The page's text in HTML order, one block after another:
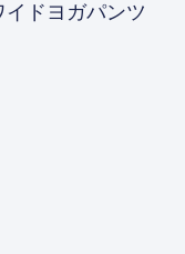
ドヨガパンツ